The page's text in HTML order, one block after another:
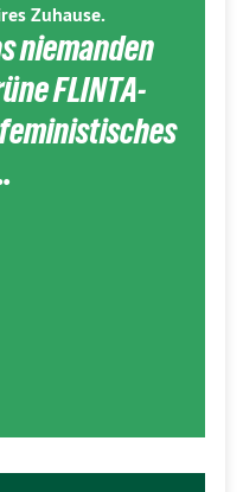
Zuhause.
niemanden
FLINTA-